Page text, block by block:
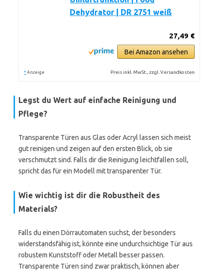
Dehydrator | DR 2751 weiß
27,49 €
Bei Amazon ansehen
* Anzeige Preis inkl. MwSt., zzgl. Versandkosten
Legst du Wert auf einfache Reinigung und
Pflege?
Transparente Türen aus Glas oder Acryl lassen sich meist
gut reinigen und zeigen auf den ersten Blick, ob sie
verschmutzt sind. Falls dir die Reinigung leichtfallen soll,
spricht das für ein Modell mit transparenter Tür.
Wie wichtig ist dir die Robustheit des
Materials?
Falls du einen Dörrautomaten suchst, der besonders
widerstandsfähig ist, könnte eine undurchsichtige Tür aus
robustem Kunststoff oder Metall besser passen.
Transparente Türen sind zwar praktisch, können aber